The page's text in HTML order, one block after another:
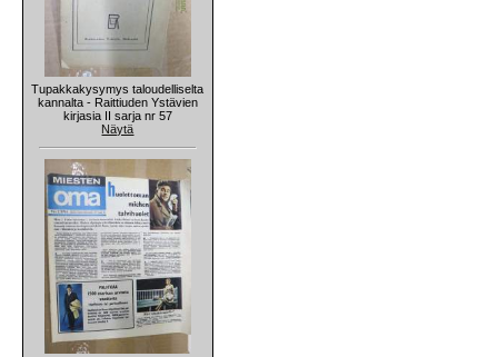
Tupakkakysymys taloudelliselta
kannalta - Raittiuden Ystävien
kirjasia II sarja nr 57
Näytä